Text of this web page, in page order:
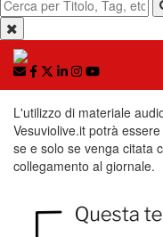
L'utilizzo di materiale
Vesuviolive.it potrà
se e solo se venga citata
collegamento al giornale.